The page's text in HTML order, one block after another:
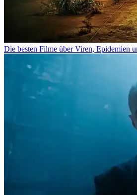
Die besten Filme über Viren, Epidemien